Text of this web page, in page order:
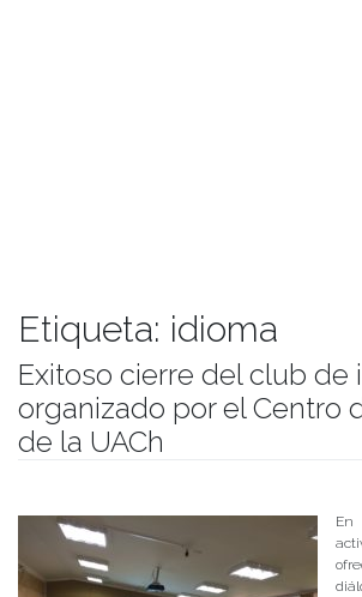
Etiqueta: idioma
Exitoso cierre del club de
organizado por el Centro
de la UACh
En